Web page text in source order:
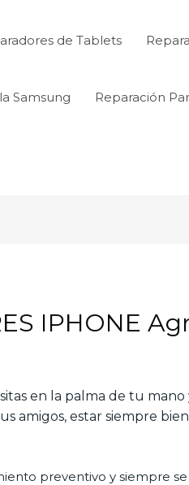
de Tablets
Samsung Reparación
IPHONE
en la palma de tu mano
amigos, estar siempre
preventivo y siempre